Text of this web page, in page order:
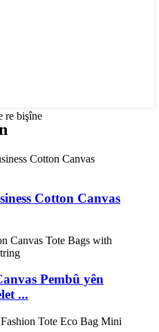
re bişîne
Cotton Canvas
Pembû yên
...